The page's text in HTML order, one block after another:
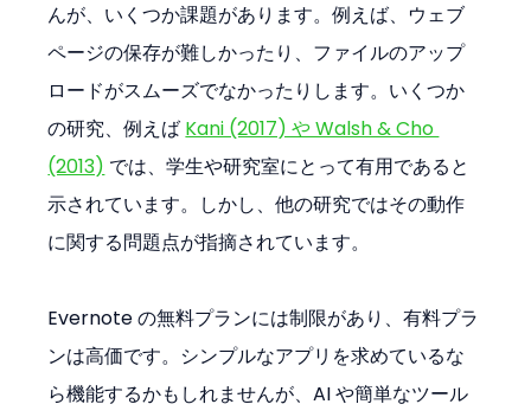
んが、いくつか課題があります。例えば、ウェブ
ページの保存が難しかったり、ファイルのアップ
ロードがスムーズでなかったりします。いくつか
の研究、例えば Kani (2017) や Walsh & Cho
(2013) では、学生や研究室にとって有用であると
示されています。しかし、他の研究ではその動作
に関する問題点が指摘されています。
Evernote の無料プランには制限があり、有料プラ
ンは高価です。シンプルなアプリを求めているな
ら機能するかもしれませんが、AI や簡単なツール